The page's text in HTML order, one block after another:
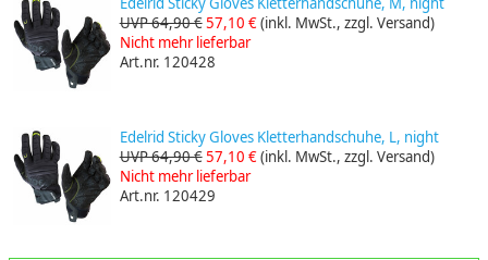
UVP 64,90 €57,10 €(inkl. MwSt., zzgl. Versand)
Nicht mehr lieferbar
Art.nr. 120428
Edelrid Sticky Gloves Kletterhandschuhe, L, night
UVP 64,90 €57,10 €(inkl. MwSt., zzgl. Versand)
Nicht mehr lieferbar
Art.nr. 120429